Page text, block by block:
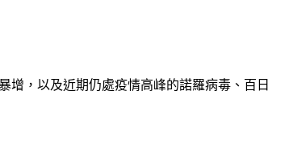
增，以及近期仍處疫情高峰的諾羅病毒、百日